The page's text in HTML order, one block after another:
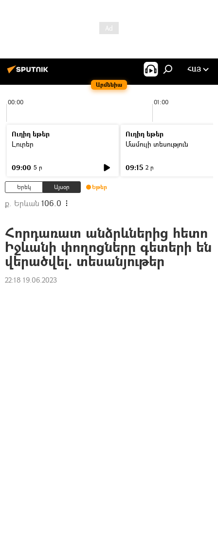
Արմենիա
ՀԱՅ
00:00 01:00
Ուղիղ եթեր
Լուրեր
09:00 5 ր
Ուղիղ եթեր
Մամուլի տեսություն
09:15 2 ր
Երեկ Այսօր Եթեր
ք. Երևան 106.0
Հորդառատ անձրևներից հետո
Իջևանի փողոցները գետերի են
վերածվել. տեսանյութեր
22:18 19.06.2023